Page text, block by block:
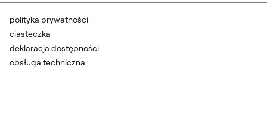
polityka prywatności
ciasteczka
deklaracja dostępności
obsługa techniczna